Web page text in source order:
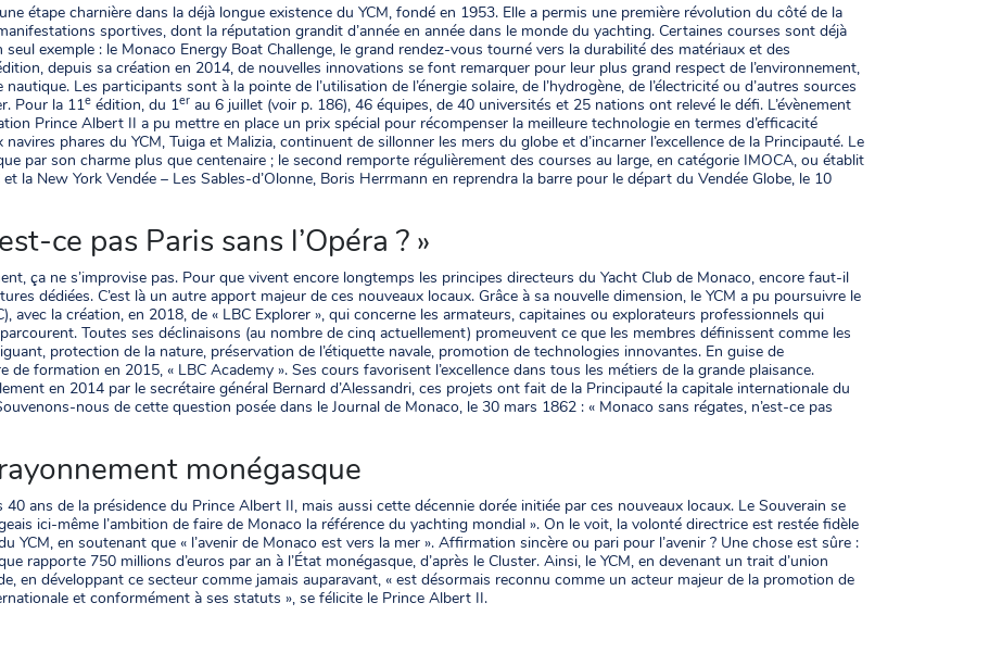
étape charnière dans la déjà longue existence du YCM, fondé en 1953. Elle a permis une première révolution du côté de la
sportives, dont la réputation grandit d’année en année dans le monde du yachting. Certaines courses sont déjà
exemple : le Monaco Energy Boat Challenge, le grand rendez-vous tourné vers la durabilité des matériaux et des
depuis sa création en 2014, de nouvelles innovations se font remarquer pour leur plus grand respect de l’environnement,
Les participants sont à la pointe de l’utilisation de l’énergie solaire, de l’hydrogène, de l’électricité ou d’autres sources
Pour la 11e édition, du 1er au 6 juillet (voir p. 186), 46 équipes, de 40 universités et 25 nations ont relevé le défi. L’évènement
Prince Albert II a pu mettre en place un prix spécial pour récompenser la meilleure technologie en termes d’efficacité
phares du YCM, Tuiga et Malizia, continuent de sillonner les mers du globe et d’incarner l’excellence de la Principauté. Le
par son charme plus que centenaire ; le second remporte régulièrement des courses au large, en catégorie IMOCA, ou établit
la New York Vendée – Les Sables-d’Olonne, Boris Herrmann en reprendra la barre pour le départ du Vendée Globe, le 10
ce pas Paris sans l’Opéra ? »
ça ne s’improvise pas. Pour que vivent encore longtemps les principes directeurs du Yacht Club de Monaco, encore faut-il
dédiées. C’est là un autre apport majeur de ces nouveaux locaux. Grâce à sa nouvelle dimension, le YCM a pu poursuivre le
avec la création, en 2018, de « LBC Explorer », qui concerne les armateurs, capitaines ou explorateurs professionnels qui
Toutes ses déclinaisons (au nombre de cinq actuellement) promeuvent ce que les membres définissent comme les
protection de la nature, préservation de l’étiquette navale, promotion de technologies innovantes. En guise de
de formation en 2015, « LBC Academy ». Ses cours favorisent l’excellence dans tous les métiers de la grande plaisance.
en 2014 par le secrétaire général Bernard d’Alessandri, ces projets ont fait de la Principauté la capitale internationale du
nous de cette question posée dans le Journal de Monaco, le 30 mars 1862 : « Monaco sans régates, n’est-ce pas
monégasque
40 ans de la présidence du Prince Albert II, mais aussi cette décennie dorée initiée par ces nouveaux locaux. Le Souverain se
ici-même l’ambition de faire de Monaco la référence du yachting mondial ». On le voit, la volonté directrice est restée fidèle
YCM, en soutenant que « l’avenir de Monaco est vers la mer ». Affirmation sincère ou pari pour l’avenir ? Une chose est sûre :
rapporte 750 millions d’euros par an à l’État monégasque, d’après le Cluster. Ainsi, le YCM, en devenant un trait d’union
en développant ce secteur comme jamais auparavant, « est désormais reconnu comme un acteur majeur de la promotion de
et conformément à ses statuts », se félicite le Prince Albert II.